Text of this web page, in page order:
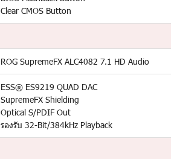
Clear CMOS Button
ROG SupremeFX ALC4082 7.1 HD Audio
ESS® ES9219 QUAD DAC
SupremeFX Shielding
Optical S/PDIF Out
รองรับ 32-Bit/384kHz Playback